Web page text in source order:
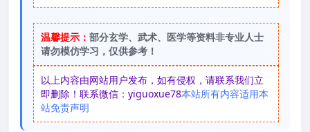
温馨提示： 部分玄学、武术、医学等资料非专业人士
请勿模仿学习，仅供参考！
以上内容由网站用户发布，如有侵权，请联系我们立
即删除！联系微信：yiguoxue78本站所有内容适用本
站免责声明